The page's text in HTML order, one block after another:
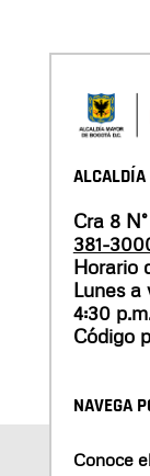
ALCALDÍA
Cra 8
381-
Horario
Lunes a
4:30
Código
NAVEGA
Conoce